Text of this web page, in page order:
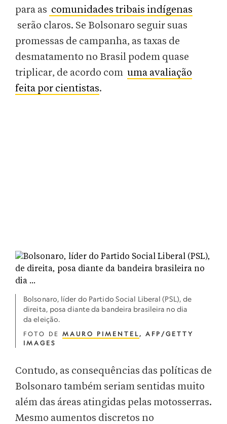
para as comunidades tribais indígenas
serão claros. Se Bolsonaro seguir suas
promessas de campanha, as taxas de
desmatamento no Brasil podem quase
triplicar, de acordo com uma avaliação
feita por cientistas.
Bolsonaro, líder do Partido Social Liberal (PSL), de
direita, posa diante da bandeira brasileira no dia
da eleição.
FOTO DE MAURO PIMENTEL, AFP/GETTY
IMAGES
Contudo, as consequências das políticas de
Bolsonaro também seriam sentidas muito
além das áreas atingidas pelas motosserras.
Mesmo aumentos discretos no